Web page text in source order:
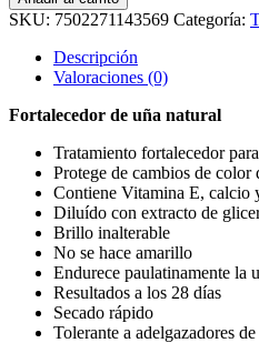
15
ml
(Tratamiento
fortalecedor
uñas)
SKU: 7502271143569 Categoría:
Descripción
Valoraciones (0)
Fortalecedor de uña natural
Tratamiento fortalecedor
Protege de cambios de color
Contiene Vitamina E, calcio
Diluído con extracto de
Brillo inalterable
No se hace amarillo
Endurece paulatinamente la
Resultados a los 28 días
Secado rápido
Tolerante a adelgazadores